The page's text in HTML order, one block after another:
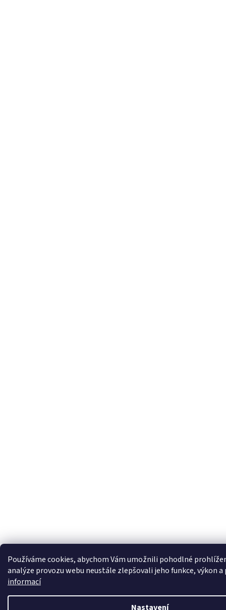
Používáme cookies, abychom Vám umožnili pohodlné
analýze provozu webu neustále zlepšovali jeho funkce, výkon
informací
Nastavení